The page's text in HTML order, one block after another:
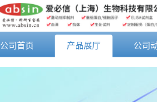
公司首页 产品展厅 公司